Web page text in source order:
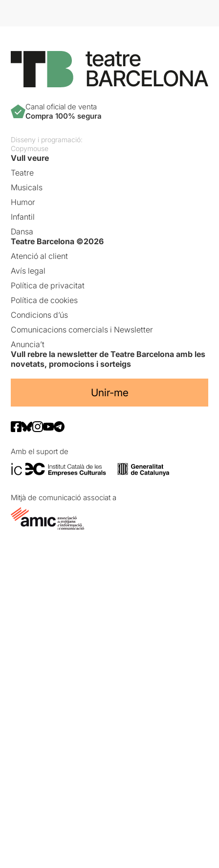
Canal oficial de venta
Compra 100% segura
Disseny i programació:
Copymouse
Vull veure
Teatre
Musicals
Humor
Infantil
Dansa
Teatre Barcelona ©2026
Atenció al client
Avís legal
Política de privacitat
Política de cookies
Condicions d’ús
Comunicacions comercials i Newsletter
Anuncia’t
Vull rebre la newsletter de Teatre Barcelona amb les
novetats, promocions i sorteigs
Unir-me
Amb el suport de
Mitjà de comunicació associat a